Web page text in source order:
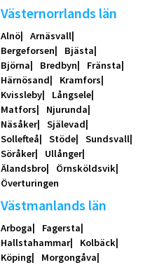
Västernorrlands län
Alnö
Arnäsvall
Bergeforsen
Bjästa
Björna
Bredbyn
Fränsta
Härnösand
Kramfors
Kvissleby
Långsele
Matfors
Njurunda
Näsåker
Själevad
Sollefteå
Stöde
Sundsvall
Söråker
Ullånger
Älandsbro
Örnsköldsvik
Överturingen
Västmanlands län
Arboga
Fagersta
Hallstahammar
Kolbäck
Köping
Morgongåva